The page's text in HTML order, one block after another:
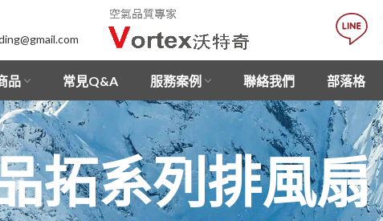
品 常見Q&A 服務案例 聯絡我們 部落格
拓系列排風扇